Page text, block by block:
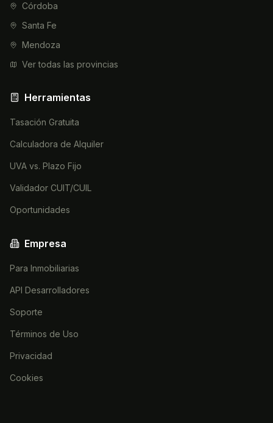
Córdoba
Santa Fe
Mendoza
Ver todas las provincias
Herramientas
Tasación Gratuita
Calculadora de Alquiler
UVA vs. Plazo Fijo
Validador CUIT/CUIL
Oportunidades
Empresa
Para Inmobiliarias
API Desarrolladores
Soporte
Términos de Uso
Privacidad
Cookies